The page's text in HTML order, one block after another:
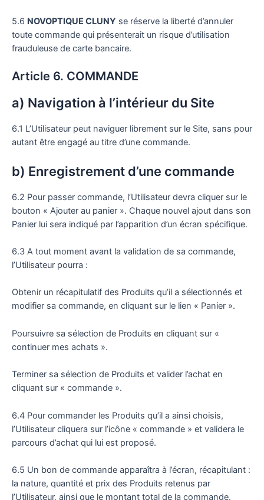
5.6 NOVOPTIQUE CLUNY se réserve la liberté d’annuler
toute commande qui présenterait un risque d’utilisation
frauduleuse de carte bancaire.
Article 6. COMMANDE
a) Navigation à l’intérieur du Site
6.1 L’Utilisateur peut naviguer librement sur le Site, sans pour
autant être engagé au titre d’une commande.
b) Enregistrement d’une commande
6.2 Pour passer commande, l’Utilisateur devra cliquer sur le
bouton « Ajouter au panier ». Chaque nouvel ajout dans son
Panier lui sera indiqué par l’apparition d’un écran spécifique.
6.3 A tout moment avant la validation de sa commande,
l’Utilisateur pourra :
Obtenir un récapitulatif des Produits qu’il a sélectionnés et
modifier sa commande, en cliquant sur le lien « Panier ».
Poursuivre sa sélection de Produits en cliquant sur «
continuer mes achats ».
Terminer sa sélection de Produits et valider l’achat en
cliquant sur « commande ».
6.4 Pour commander les Produits qu’il a ainsi choisis,
l’Utilisateur cliquera sur l’icône « commande » et validera le
parcours d’achat qui lui est proposé.
6.5 Un bon de commande apparaîtra à l’écran, récapitulant :
la nature, quantité et prix des Produits retenus par
l’Utilisateur, ainsi que le montant total de la commande.